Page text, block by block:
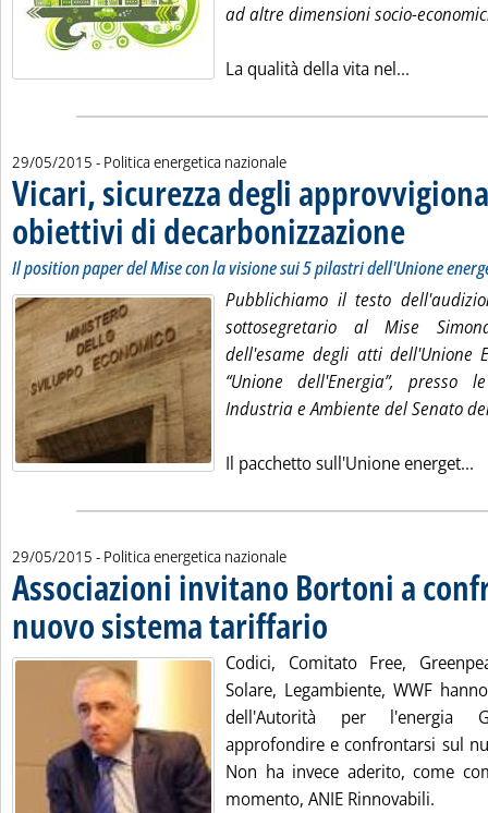
ad altre dimensioni socio-
La qualità della vita nel...
29/05/2015 - Politica energetica nazionale
Vicari, sicurezza degli
obiettivi di decarbonizzazione . Sottotitolo:
. Pubblicata
Il position paper del Mise con la visione sui 5 pilastri dell'Unione
Pubblichiamo il testo
sottosegretario al Mise
dell'esame degli atti dell'Unione
“Unione dell'Energia”, presso
Industria e Ambiente del Senato
Il pacchetto sull'Unione energet...
29/05/2015 - Politica energetica nazionale
Associazioni invitano Bortoni a
nuovo sistema tariffario
Codici, Comitato Free,
Solare, Legambiente, WWF
dell'Autorità per l'energia
approfondire e confrontarsi sul
Non ha invece aderito, come
momento, ANIE Rinnovabili.